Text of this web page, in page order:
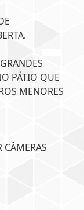
PÁTIO QUE
MENORES